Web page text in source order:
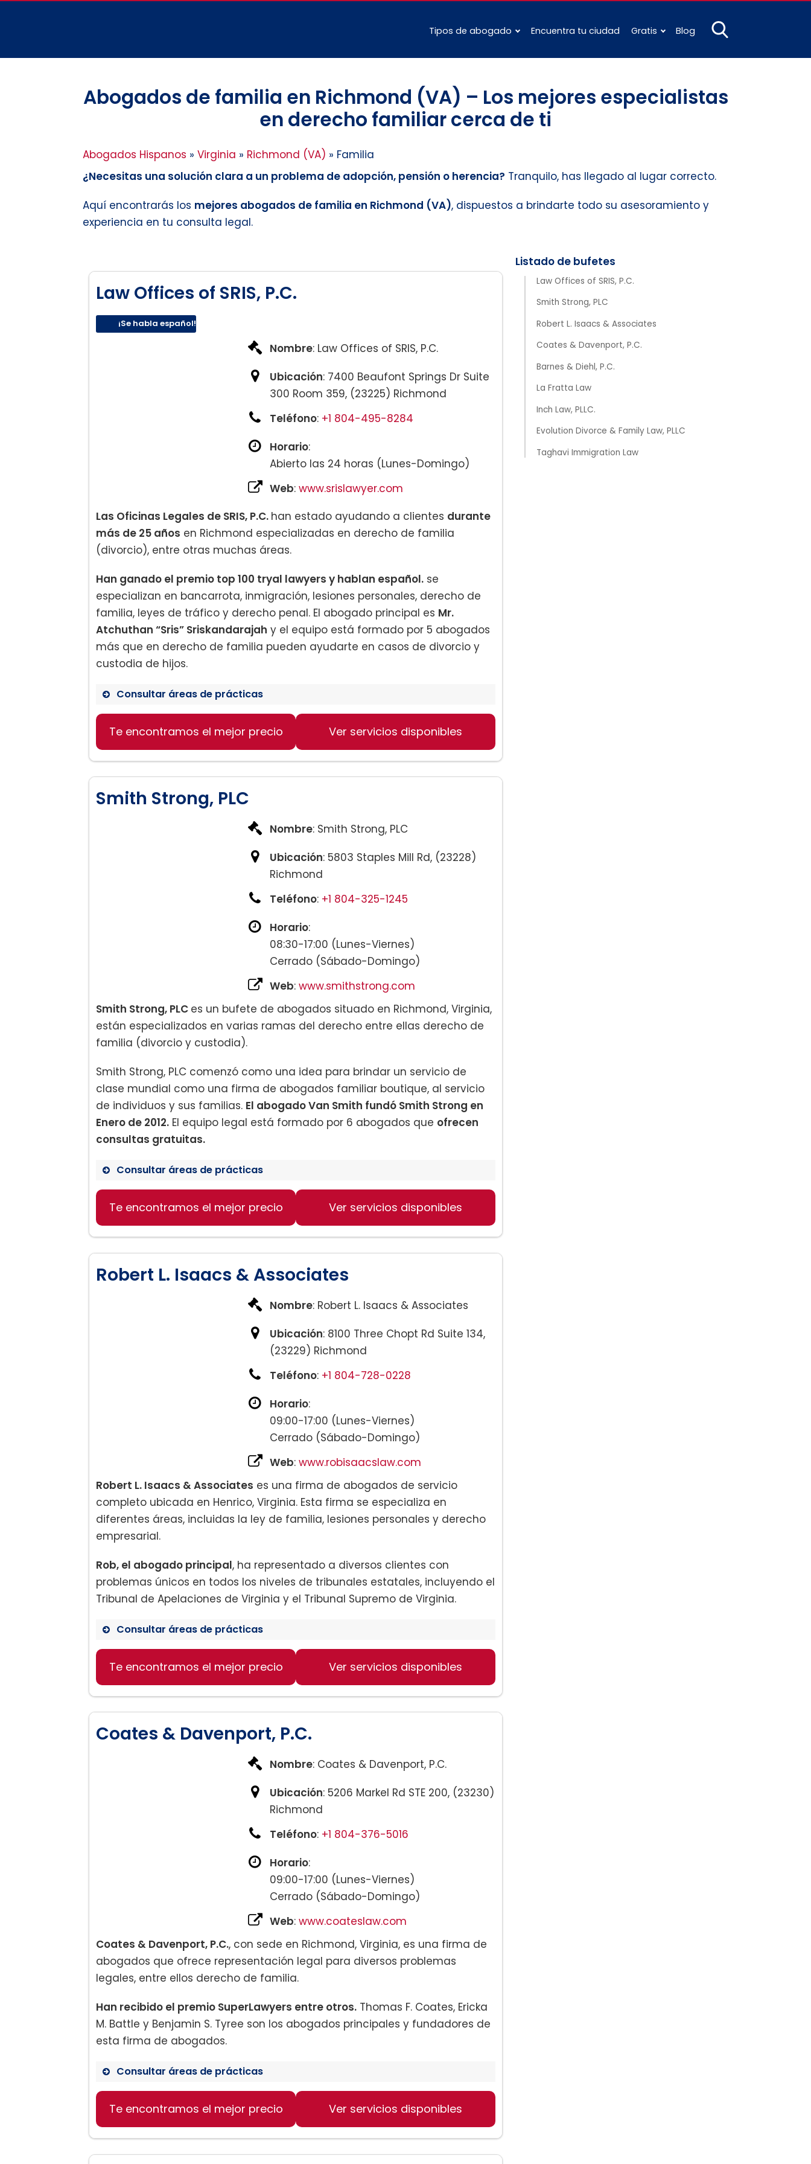
Tipos de abogado Encuentra tu ciudad Gratis Blog
Abogados de familia en Richmond (VA) – Los mejores especialistas
en derecho familiar cerca de ti
Abogados Hispanos » Virginia » Richmond (VA) » Familia
¿Necesitas una solución clara a un problema de adopción, pensión o herencia? Tranquilo, has llegado al lugar correcto.
Aquí encontrarás los mejores abogados de familia en Richmond (VA), dispuestos a brindarte todo su asesoramiento y
experiencia en tu consulta legal.
Law Offices of SRIS, P.C.
Smith Strong, PLC
Robert L. Isaacs & Associates
Coates & Davenport, P.C.
Barnes & Diehl, P.C.
La Fratta Law
Inch Law, PLLC.
Evolution Divorce & Family Law, PLLC
Taghavi Immigration Law
Law Offices of SRIS, P.C.
¡Se habla español!
Nombre: Law Offices of SRIS, P.C.
Ubicación: 7400 Beaufont Springs Dr Suite
300 Room 359, (23225) Richmond
Teléfono: +1 804-495-8284
Horario:
Abierto las 24 horas (Lunes-Domingo)
Web: www.srislawyer.com
Las Oficinas Legales de SRIS, P.C. han estado ayudando a clientes durante
más de 25 años en Richmond especializadas en derecho de familia
(divorcio), entre otras muchas áreas.
Han ganado el premio top 100 tryal lawyers y hablan español. se
especializan en bancarrota, inmigración, lesiones personales, derecho de
familia, leyes de tráfico y derecho penal. El abogado principal es Mr.
Atchuthan “Sris” Sriskandarajah y el equipo está formado por 5 abogados
más que en derecho de familia pueden ayudarte en casos de divorcio y
custodia de hijos.
Consultar áreas de prácticas
Derecho de familia
– Divorcio
– Manutención de los hijos
– Acuerdos prenupciales y matrimoniales
Inmigración
Te encontramos el mejor precio Ver servicios disponibles
Smith Strong, PLC
Nombre: Smith Strong, PLC
Ubicación: 5803 Staples Mill Rd, (23228)
Richmond
Teléfono: +1 804-325-1245
Horario:
08:30-17:00 (Lunes-Viernes)
Cerrado (Sábado-Domingo)
Web: www.smithstrong.com
Smith Strong, PLC es un bufete de abogados situado en Richmond, Virginia,
están especializados en varias ramas del derecho entre ellas derecho de
familia (divorcio y custodia).
Smith Strong, PLC comenzó como una idea para brindar un servicio de
clase mundial como una firma de abogados familiar boutique, al servicio
de individuos y sus familias. El abogado Van Smith fundó Smith Strong en
Enero de 2012. El equipo legal está formado por 6 abogados que ofrecen
consultas gratuitas.
Consultar áreas de prácticas
Derecho de Familia (Divorcio)
Planificación Patrimonial
Litigios Patrimoniales y Fiduciarios
Tráfico y Órdenes de Protección
Representación Empresarial
Te encontramos el mejor precio Ver servicios disponibles
Robert L. Isaacs & Associates
Nombre: Robert L. Isaacs & Associates
Ubicación: 8100 Three Chopt Rd Suite 134,
(23229) Richmond
Teléfono: +1 804-728-0228
Horario:
09:00-17:00 (Lunes-Viernes)
Cerrado (Sábado-Domingo)
Web: www.robisaacslaw.com
Robert L. Isaacs & Associates es una firma de abogados de servicio
completo ubicada en Henrico, Virginia. Esta firma se especializa en
diferentes áreas, incluidas la ley de familia, lesiones personales y derecho
empresarial.
Rob, el abogado principal, ha representado a diversos clientes con
problemas únicos en todos los niveles de tribunales estatales, incluyendo el
Tribunal de Apelaciones de Virginia y el Tribunal Supremo de Virginia.
Consultar áreas de prácticas
Derecho de familia
Lesiones personales
Te encontramos el mejor precio Ver servicios disponibles
Coates & Davenport, P.C.
Nombre: Coates & Davenport, P.C.
Ubicación: 5206 Markel Rd STE 200, (23230)
Richmond
Teléfono: +1 804-376-5016
Horario:
09:00-17:00 (Lunes-Viernes)
Cerrado (Sábado-Domingo)
Web: www.coateslaw.com
Coates & Davenport, P.C., con sede en Richmond, Virginia, es una firma de
abogados que ofrece representación legal para diversos problemas
legales, entre ellos derecho de familia.
Han recibido el premio SuperLawyers entre otros. Thomas F. Coates, Ericka
M. Battle y Benjamin S. Tyree son los abogados principales y fundadores de
esta firma de abogados.
Consultar áreas de prácticas
Derecho de Familia
– Custodia del niño
Te encontramos el mejor precio Ver servicios disponibles